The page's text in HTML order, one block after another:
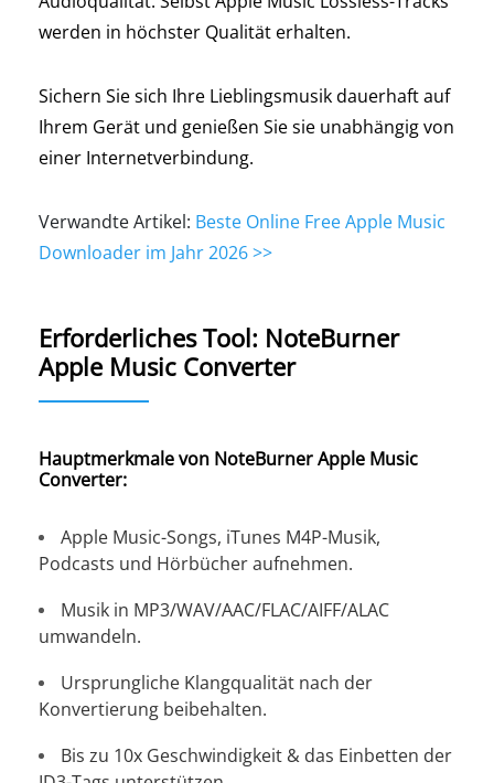
werden in höchster Qualität erhalten.
Sichern Sie sich Ihre Lieblingsmusik dauerhaft auf
Ihrem Gerät und genießen Sie sie unabhängig von
einer Internetverbindung.
Verwandte Artikel: Beste Online Free Apple Music
Downloader im Jahr 2026 >>
Erforderliches Tool: NoteBurner
Apple Music Converter
Hauptmerkmale von NoteBurner Apple Music
Converter:
Apple Music-Songs, iTunes M4P-Musik,
Podcasts und Hörbücher aufnehmen.
Musik in MP3/WAV/AAC/FLAC/AIFF/ALAC
umwandeln.
Ursprungliche Klangqualität nach der
Konvertierung beibehalten.
Bis zu 10x Geschwindigkeit & das Einbetten der